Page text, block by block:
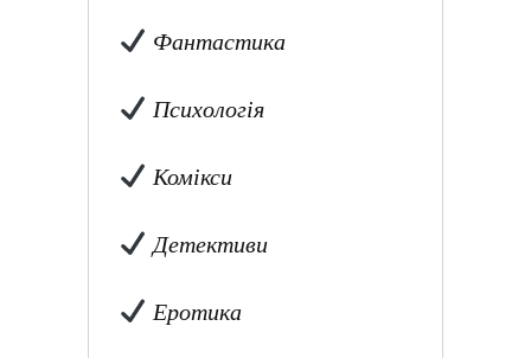
Фантастика
Психологія
Комікси
Детективи
Еротика